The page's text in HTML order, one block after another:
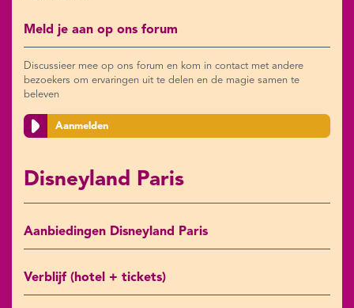
Meld je aan op ons forum
Discussieer mee op ons forum en kom in contact met andere
bezoekers om ervaringen uit te delen en de magie samen te
beleven
Aanmelden
Disneyland Paris
Aanbiedingen Disneyland Paris
Verblijf (hotel + tickets)